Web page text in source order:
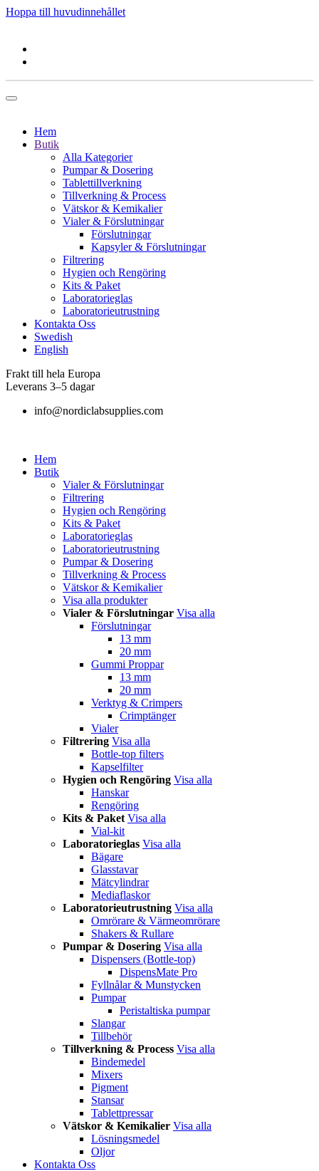
Hoppa till huvudinnehållet
Hem
Butik
Alla Kategorier
Pumpar & Dosering
Tablettillverkning
Tillverkning & Process
Vätskor & Kemikalier
Vialer & Förslutningar
Förslutningar
Kapsyler & Förslutningar
Filtrering
Hygien och Rengöring
Kits & Paket
Laboratorieglas
Laboratorieutrustning
Kontakta Oss
Swedish
English
Frakt till hela Europa
Leverans 3–5 dagar
info@nordiclabsupplies.com
Hem
Butik
Vialer & Förslutningar
Filtrering
Hygien och Rengöring
Kits & Paket
Laboratorieglas
Laboratorieutrustning
Pumpar & Dosering
Tillverkning & Process
Vätskor & Kemikalier
Visa alla produkter
Vialer & Förslutningar Visa alla
Förslutningar
13 mm
20 mm
Gummi Proppar
13 mm
20 mm
Verktyg & Crimpers
Crimptänger
Vialer
Filtrering Visa alla
Bottle-top filters
Kapselfilter
Hygien och Rengöring Visa alla
Hanskar
Rengöring
Kits & Paket Visa alla
Vial-kit
Laboratorieglas Visa alla
Bägare
Glasstavar
Mätcylindrar
Mediaflaskor
Laboratorieutrustning Visa alla
Omrörare & Värmeomrörare
Shakers & Rullare
Pumpar & Dosering Visa alla
Dispensers (Bottle-top)
DispensMate Pro
Fyllnålar & Munstycken
Pumpar
Peristaltiska pumpar
Slangar
Tillbehör
Tillverkning & Process Visa alla
Bindemedel
Mixers
Pigment
Stansar
Tablettpressar
Vätskor & Kemikalier Visa alla
Lösningsmedel
Oljor
Kontakta Oss